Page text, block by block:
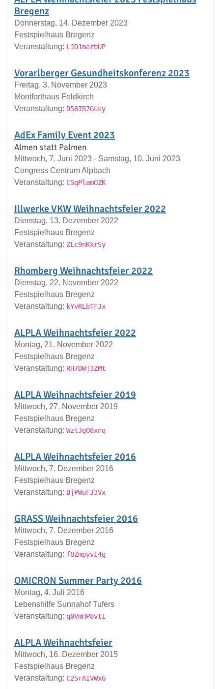
Bregenz
Donnerstag, 14. Dezember 2023
Festspielhaus Bregenz
Veranstaltung: LJD1marbUP
Vorarlberger Gesundheitskonferenz 2023
Freitag, 3. November 2023
Montforthaus Feldkirch
Veranstaltung: D58IR7Guky
AdEx Family Event 2023
Almen statt Palmen
Mittwoch, 7. Juni 2023 - Samstag, 10. Juni 2023
Congress Centrum Alpbach
Veranstaltung: CSqPlamOZK
Illwerke VKW Weihnachtsfeier 2022
Dienstag, 13. Dezember 2022
Festspielhaus Bregenz
Veranstaltung: ZLc9nKkrSy
Rhomberg Weihnachtsfeier 2022
Dienstag, 22. November 2022
Festspielhaus Bregenz
Veranstaltung: kYvRLbTFJx
ALPLA Weihnachtsfeier 2022
Montag, 21. November 2022
Festspielhaus Bregenz
Veranstaltung: RH7DWj3ZMt
ALPLA Weihnachtsfeier 2019
Mittwoch, 27. November 2019
Festspielhaus Bregenz
Veranstaltung: WztJgO8xnq
ALPLA Weihnachtsfeier 2016
Mittwoch, 7. Dezember 2016
Festspielhaus Bregenz
Veranstaltung: BjPWuFJ3Vx
GRASS Weihnachtsfeier 2016
Mittwoch, 7. Dezember 2016
Festspielhaus Bregenz
Veranstaltung: fOZmpyvI4g
OMICRON Summer Party 2016
Montag, 4. Juli 2016
Lebenshilfe Sunnahof Tufers
Veranstaltung: q0VmHP8vtI
ALPLA Weihnachtsfeier
Mittwoch, 16. Dezember 2015
Festspielhaus Bregenz
Veranstaltung: C2SrAIVWxG